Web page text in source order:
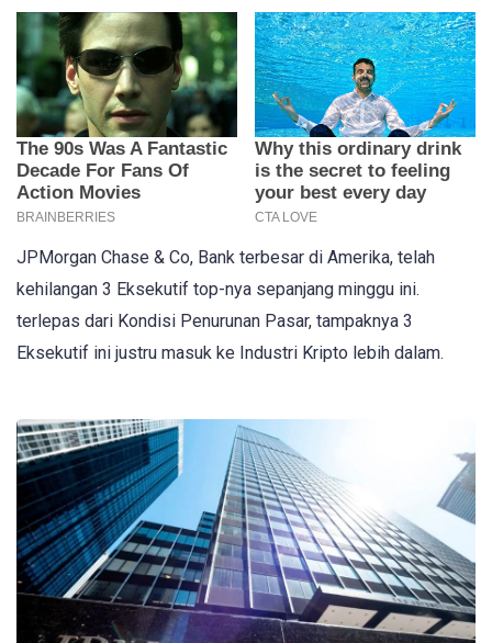
JPMorgan Chase & Co, Bank terbesar di Amerika, telah
kehilangan 3 Eksekutif top-nya sepanjang minggu ini.
terlepas dari Kondisi Penurunan Pasar, tampaknya 3
Eksekutif ini justru masuk ke Industri Kripto lebih dalam.